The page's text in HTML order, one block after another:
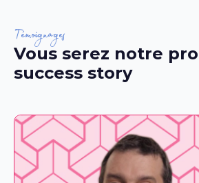
Témoignages
Vous serez notre
success story